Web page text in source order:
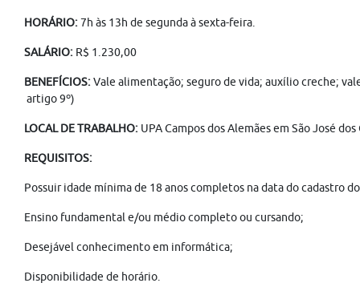
HORÁRIO:7h às 13h de segunda à sexta-feira.
SALÁRIO: R$ 1.230,00
BENEFÍCIOS:Vale alimentação; seguro de vida; auxílio creche;
artigo 9º)
LOCAL DE TRABALHO: UPA Campos dos Alemães em São José dos
REQUISITOS:
Possuir idade mínima de 18 anos completos na data do cadastro
Ensino fundamental e/ou médio completo ou cursando;
Desejável conhecimento em informática;
Disponibilidade de horário.